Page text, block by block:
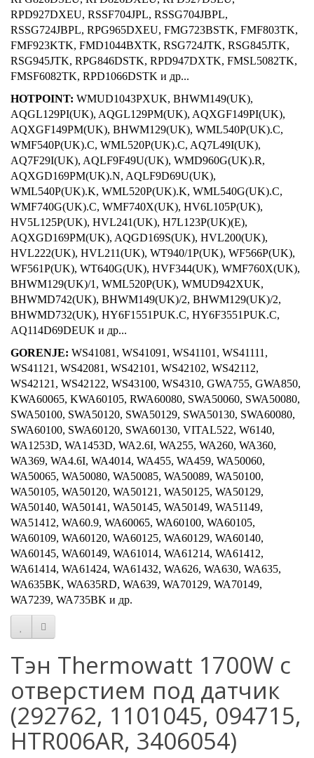
RPD927DXEU, RSSF704JPL, RSSG704JBPL,
RSSG724JBPL, RPG965DXEU, FMG723BSTK, FMF803TK,
FMF923KTK, FMD1044BXTK, RSG724JTK, RSG845JTK,
RSG945JTK, RPG846DSTK, RPD947DXTK, FMSL5082TK,
FMSF6082TK, RPD1066DSTK и др...
HOTPOINT: WMUD1043PXUK, BHWM149(UK),
AQGL129PI(UK), AQGL129PM(UK), AQXGF149PI(UK),
AQXGF149PM(UK), BHWM129(UK), WML540P(UK).C,
WMF540P(UK).C, WML520P(UK).C, AQ7L49I(UK),
AQ7F29I(UK), AQLF9F49U(UK), WMD960G(UK).R,
AQXGD169PM(UK).N, AQLF9D69U(UK),
WML540P(UK).K, WML520P(UK).K, WML540G(UK).C,
WMF740G(UK).C, WMF740X(UK), HV6L105P(UK),
HV5L125P(UK), HVL241(UK), H7L123P(UK)(E),
AQXGD169PM(UK), AQGD169S(UK), HVL200(UK),
HVL222(UK), HVL211(UK), WT940/1P(UK), WF566P(UK),
WF561P(UK), WT640G(UK), HVF344(UK), WMF760X(UK),
BHWM129(UK)/1, WML520P(UK), WMUD942XUK,
BHWMD742(UK), BHWM149(UK)/2, BHWM129(UK)/2,
BHWMD732(UK), HY6F1551PUK.C, HY6F3551PUK.C,
AQ114D69DEUK и др...
GORENJE: WS41081, WS41091, WS41101, WS41111,
WS41121, WS42081, WS42101, WS42102, WS42112,
WS42121, WS42122, WS43100, WS4310, GWA755, GWA850,
KWA60065, KWA60105, RWA60080, SWA50060, SWA50080,
SWA50100, SWA50120, SWA50129, SWA50130, SWA60080,
SWA60100, SWA60120, SWA60130, VITAL522, W6140,
WA1253D, WA1453D, WA2.6I, WA255, WA260, WA360,
WA369, WA4.6I, WA4014, WA455, WA459, WA50060,
WA50065, WA50080, WA50085, WA50089, WA50100,
WA50105, WA50120, WA50121, WA50125, WA50129,
WA50140, WA50141, WA50145, WA50149, WA51149,
WA51412, WA60.9, WA60065, WA60100, WA60105,
WA60109, WA60120, WA60125, WA60129, WA60140,
WA60145, WA60149, WA61014, WA61214, WA61412,
WA61414, WA61424, WA61432, WA626, WA630, WA635,
WA635BK, WA635RD, WA639, WA70129, WA70149,
WA7239, WA735BK и др.
Тэн Thermowatt 1700W с
отверстием под датчик
(292762, 1101045, 094715,
HTR006AR, 3406054)